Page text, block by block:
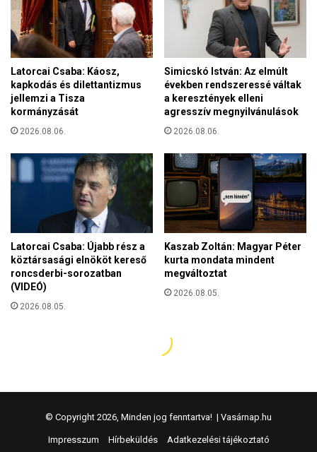
© Copyright 2026, Minden jog fenntartva! | Vasárnap.hu
Impresszum Hírbeküldés Adatkezelési tájékoztató